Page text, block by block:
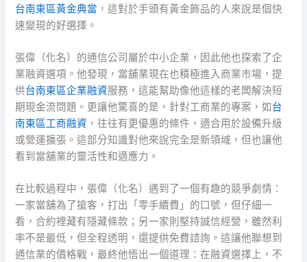
台南東區黃金典當 ，這對於手頭有黃金飾品的人來說是個快
速變現的好選擇。
張偉（化名）的通信公司屬於中小企業，因此他也探索了企
業融資選項。他發現，當舖業現在也積極進入商業市場，提
供台南東區企業融資服務，這能幫助像他這樣的老闆解決短
期現金流問題。更讓他驚喜的是，針對工商業的專案，如台
南東區工商融資 ，往往有更優惠的條件，適合用於設備升級
或營運擴張。這部分知識對他來說完全是新領域，但也讓他
看到當舖業的靈活性和適應力。
在比較過程中，張偉（化名）遇到了一個有趣的競爭劇情：
一家當舖為了搶客，打出「零手續費」的口號，但仔細一
看，合約裡藏有隱藏條款；另一家則堅持誠信經營，雖然利
率不是最低，但全程透明，還提供免費諮詢。這讓他聯想到
通信業的價格戰，最終他悟出一個道理：在融資選擇上，不